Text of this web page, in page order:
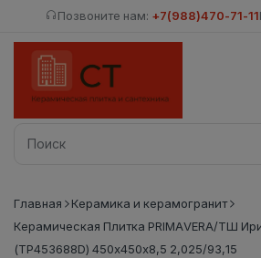
Позвоните нам: +7(988)470-71-11
Главная
Керамика и керамогранит
Керамическая Плитка PRIMAVERA/ТШ
(ТР453688D) 450х450х8,5 2,025/93,15